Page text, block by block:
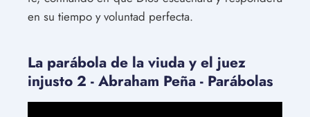
en su tiempo y voluntad perfecta.
La parábola de la viuda y el juez
injusto 2 - Abraham Peña - Parábolas